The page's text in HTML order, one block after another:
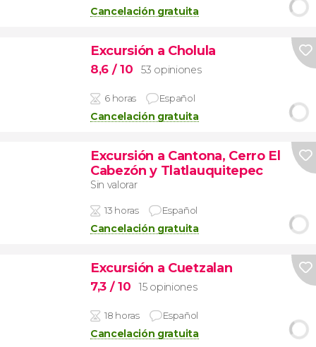
Cancelación gratuita
Excursión a Cholula
8,6 / 10 53 opiniones
6 horas Español
Cancelación gratuita
Excursión a Cantona, Cerro El
Cabezón y Tlatlauquitepec
Sin valorar
13 horas Español
Cancelación gratuita
Excursión a Cuetzalan
7,3 / 10 15 opiniones
18 horas Español
Cancelación gratuita